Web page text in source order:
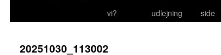
vi?
udlejning
side
20251030_113002